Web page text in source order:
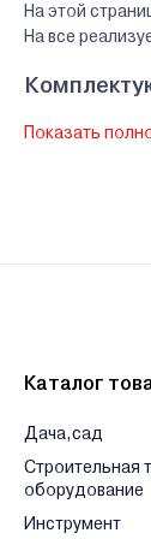
На этой
На все
В нашем
Производитель
Показать
Каталог
Дача,сад
Строительная
оборудование
Инструмент